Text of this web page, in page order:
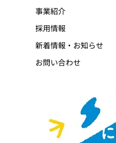
事業紹介
採用情報
新着情報・お知らせ
お問い合わせ